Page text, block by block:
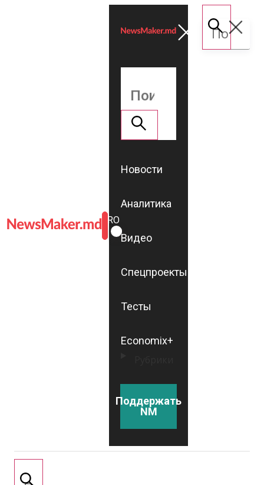
ROMÂNĂ
RU
Новости
Аналитика
Видео
Спецпроекты
Тесты
Economix+
Поддержать
NM